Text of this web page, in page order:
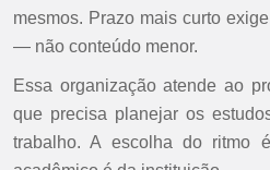
mesmos. Prazo mais curto
— não conteúdo menor.
Essa organização atende ao
que precisa planejar os
trabalho. A escolha do ritmo